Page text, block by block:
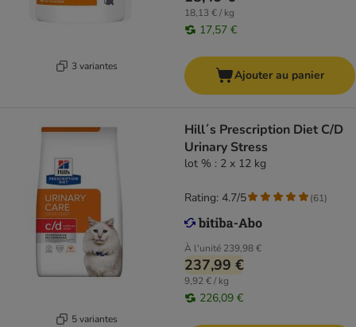
3 variantes
18,13 € / kg
17,57 €
Ajouter au panier
5 variantes
Hill´s Prescription Diet C/D
Urinary Stress
lot % : 2 x 12 kg
À l'unité 239,98 €
237,99 €
9,92 € / kg
226,09 €
Rating: 4.7/5 (61)